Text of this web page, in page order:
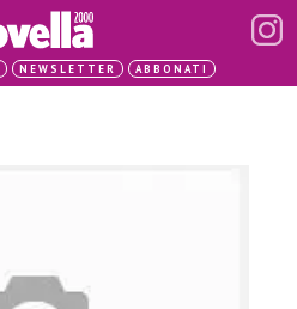
NEWSLETTER ABBONATI